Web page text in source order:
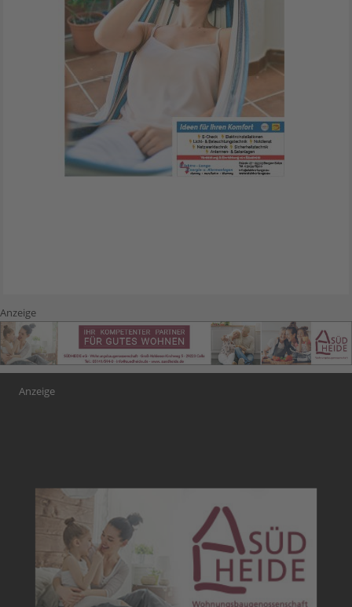
Anzeige
Anzeige